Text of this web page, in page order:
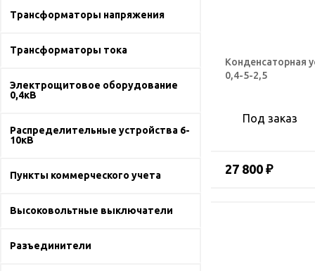
Трансформаторы напряжения
Трансформаторы тока
Электрощитовое оборудование
0,4кВ
Распределительные устройства 6-
10кВ
Пункты коммерческого учета
Высоковольтные выключатели
Разъединители
Конденсаторная
0,4-5-2,5
Под заказ
27 800 ₽